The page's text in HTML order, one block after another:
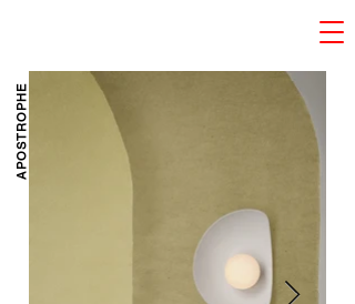
APOSTROPHE